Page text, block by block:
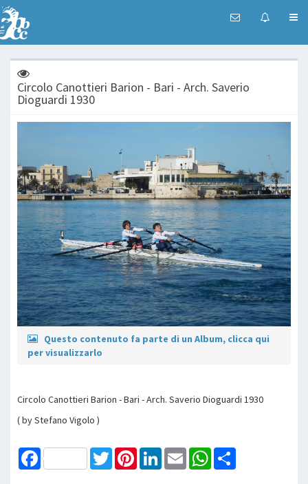
Circolo Canottieri Barion - Bari - Arch. Saverio
Dioguardi 1930
Questo contenuto fa parte di un Album, clicca qui
per visualizzarlo
Circolo Canottieri Barion - Bari - Arch. Saverio Dioguardi 1930
( by Stefano Vigolo )
Facebook TwitterPinterestLinkedInEmail WhatsApp